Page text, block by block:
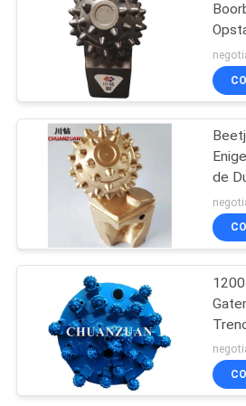
Het Beetje
gatenopener
PDC-
van
de
zich